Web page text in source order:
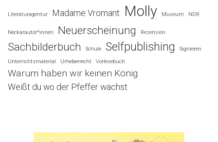
Literaturagentur Madame Vromant Molly Museum NDR
Neckarautor*innen Neuerscheinung Rezension
Sachbilderbuch Schule Selfpublishing
Signieren
Unterrichtsmaterial
Urheberrecht Vorlesebuch
Warum haben wir keinen König
Weißt du wo der Pfeffer wächst